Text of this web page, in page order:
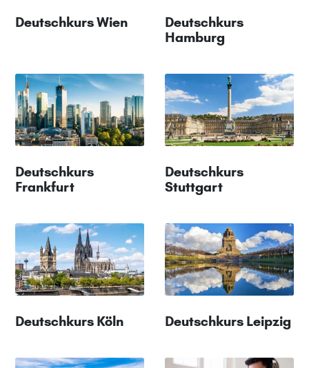
Deutschkurs Wien
Deutschkurs
Hamburg
Deutschkurs
Frankfurt
Deutschkurs
Stuttgart
Deutschkurs Köln Deutschkurs Leipzig